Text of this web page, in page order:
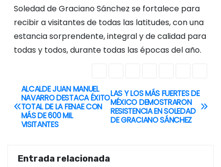
Soledad de Graciano Sánchez se fortalece para
recibir a visitantes de todas las latitudes, con una
estancia sorprendente, integral y de calidad para
todas y todos, durante todas las épocas del año.
N
a
e
LAS Y LOS MÁS FUERTES DE
MÉXICO DEMOSTRARON
RESISTENCIA EN SOLEDAD
DE GRACIANO SÁNCHEZ
ALCALDE JUAN MANUEL
NAVARRO DESTACA ÉXITO
TOTAL DE LA FENAE CON
MÁS DE 600 MIL
VISITANTES
Entrada relacionada